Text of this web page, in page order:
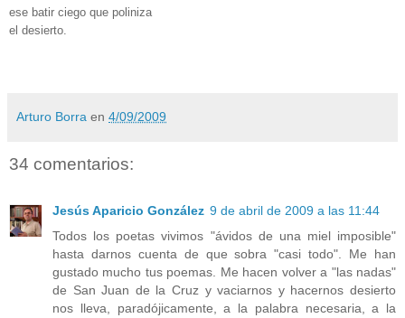
ese batir ciego que poliniza
el desierto.
Arturo Borra en 4/09/2009
34 comentarios:
Jesús Aparicio González 9 de abril de 2009 a las 11:44
Todos los poetas vivimos "ávidos de una miel imposible"
hasta darnos cuenta de que sobra "casi todo". Me han
gustado mucho tus poemas. Me hacen volver a "las nadas"
de San Juan de la Cruz y vaciarnos y hacernos desierto
nos lleva, paradójicamente, a la palabra necesaria, a la